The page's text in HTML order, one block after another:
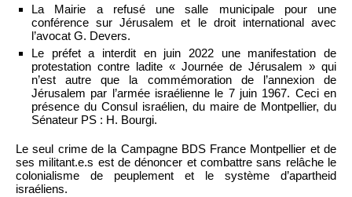
La Mairie a refusé une salle municipale pour une
conférence sur Jérusalem et le droit international avec
l’avocat G. Devers.
Le préfet a interdit en juin 2022 une manifestation de
protestation contre ladite « Journée de Jérusalem » qui
n’est autre que la commémoration de l’annexion de
Jérusalem par l’armée israélienne le 7 juin 1967. Ceci en
présence du Consul israélien, du maire de Montpellier, du
Sénateur PS : H. Bourgi.
Le seul crime de la Campagne BDS France Montpellier et de
ses militant.e.s est de dénoncer et combattre sans relâche le
colonialisme de peuplement et le système d’apartheid
israéliens.